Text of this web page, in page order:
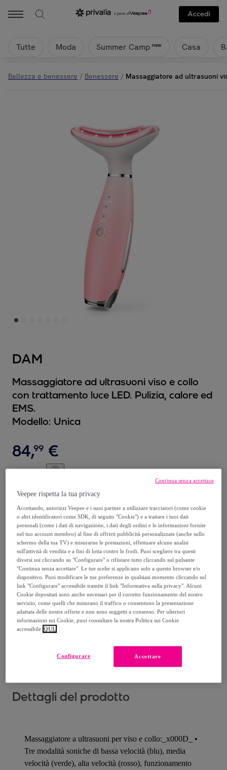
Accedi
Tutte Moda Summer Camp new Casa
Bellezza e benessere / Benessere / Massaggiatore ad ultrasuoni
DAM
Massaggiatore ad ultrasuoni viso e collo
con trattamento luce LED. Pulizia, calore ed
EMS.
Modello: Unica
84,99 €
239, €
Venduto da EMPRENDIMIENTOS URBANOS
Consegna
Spedizione gratuita
Consegna: tra il17/08e il20/08
Come funziona?
Dettagli del prodotto
Massaggiatore a ultrasuoni per viso e collo:_x000D_ •
Tre modalità soniche di bassa velocità (blu), media
velocità (verde), alta velocità (rosso), funzionamento
Veepee rispetta la tua privacy
Accettando, autorizzi Veepee e i suoi partner a utilizzare tracciatori (come cookie
o altri identificatori come SDK, di seguito "Cookie") e a trattare i tuoi dati
personali (come i dati di navigazione, i dati degli ordini e le informazioni fornite
nel tuo account membro) al fine di offrirti pubblicità personalizzate (anche sullo
schermo della tua TV) e misurarne le prestazioni, effettuare alcune analisi
sull'attività di vendita e a fini di lotta contro le frodi. Puoi scegliere tra questi
diversi usi cliccando su "Configurare" o rifiutare tutto cliccando sul pulsante
"Continua senza accettare". Le tue scelte si applicano solo a questo browser e/o
dispositivo. Puoi modificare le tue preferenze in qualsiasi momento cliccando sul
link "Configurare" accessibile tramite il link "Informativa sulla privacy". Alcuni
Cookie depositati sono anche necessari per il corretto funzionamento del nostro
servizio, come quelli che misurano il traffico o consentono la presentazione
adattata delle nostre offerte e non sono soggetti a consenso. Per ulteriori
informazioni sui Cookie, puoi consultare la nostra Politica sui Cookie
accessibile QUI.
Accettare
Configurare
Continua senza accettare